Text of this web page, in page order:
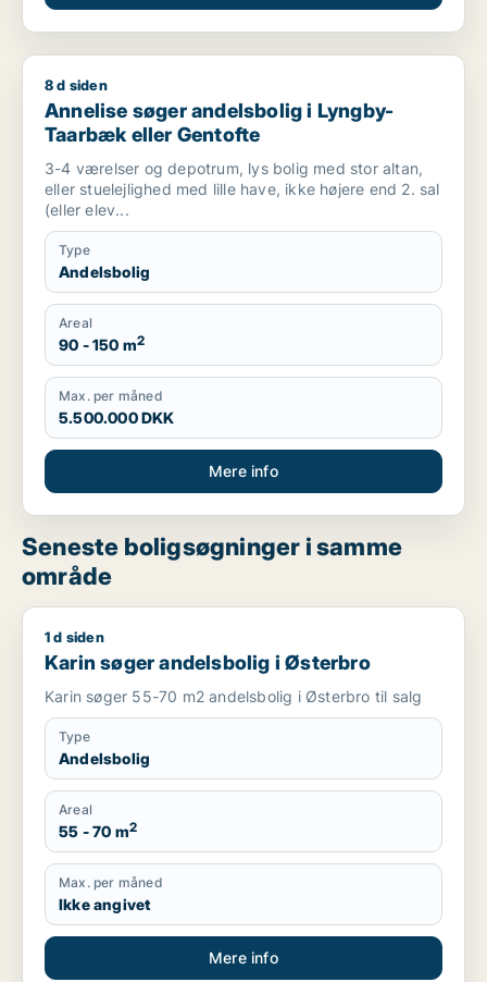
Annelise søger andelsbolig i Lyngby-Taarbæk eller Gentofte
8 d siden
Annelise søger andelsbolig i Lyngby-
Taarbæk eller Gentofte
3-4 værelser og depotrum, lys bolig med stor altan,
eller stuelejlighed med lille have, ikke højere end 2. sal
(eller elev...
Type
Andelsbolig
Areal
90 - 150 m2
Max. per måned
5.500.000 DKK
Mere info
Seneste boligsøgninger i samme
område
Karin søger andelsbolig i Østerbro
1 d siden
Karin søger andelsbolig i Østerbro
Karin søger 55-70 m2 andelsbolig i Østerbro til salg
Type
Andelsbolig
Areal
55 - 70 m2
Max. per måned
Ikke angivet
Mere info